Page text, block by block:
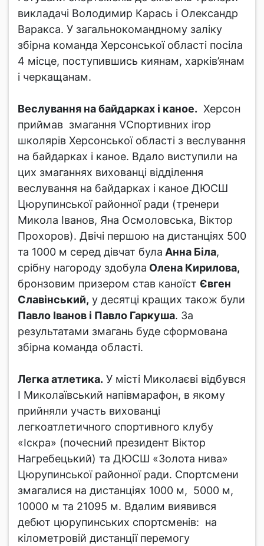
викладачі Володимир Карась і Олександр
Варакса. У загальнокомандному заліку
збірна команда Херсонської області посіла
4 місце, поступившись киянам, харків’янам
і черкащанам.
Веслування на байдарках і каное. Херсон
приймав змагання VСпортивних ігор
школярів Херсонської області з веслування
на байдарках і каное. Вдало виступили на
цих змаганнях вихованці відділення
веслування на байдарках і каное ДЮСШ
Цюрупинської районної ради (тренери
Микола Іванов, Яна Осмоловська, Віктор
Прохоров). Двічі першою на дистанціях 500
та 1000 м серед дівчат була Анна Біла,
срібну нагороду здобула Олена Кирилова,
бронзовим призером став каноїст Євген
Славінський, у десятці кращих також були
Павло Іванов і Павло Гаркуша. За
результатами змагань буде сформована
збірна команда області.
Легка атлетика. У місті Миколаєві відбувся
І Миколаївський напівмарафон, в якому
прийняли участь вихованці
легкоатлетичного спортивного клубу
«Іскра» (почесний президент Віктор
Нагребецький) та ДЮСШ «Золота нива»
Цюрупинської районної ради. Спортсмени
змагалися на дистанціях 1000 м, 5000 м,
10000 м та 21095 м. Вдалим виявився
дебют цюрупинських спортсменів: на
кілометровій дистанції перемогу